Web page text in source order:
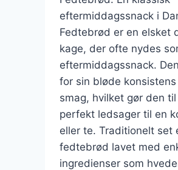
eftermiddagssnack i
Fedtebrød er en elsket
kage, der ofte nydes
eftermiddagssnack.
for sin bløde
smag, hvilket gør den til
perfekt ledsager til en
eller te. Traditionelt set
fedtebrød lavet med
ingredienser som